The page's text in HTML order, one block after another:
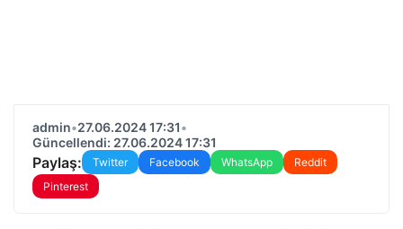
admin•27.06.2024 17:31•
Güncellendi: 27.06.2024 17:31
Paylaş: Twitter Facebook WhatsApp
Reddit
Pinterest